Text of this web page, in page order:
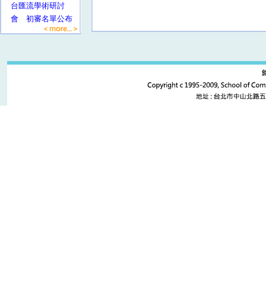
台匯流學術研討
會 初審名單公布